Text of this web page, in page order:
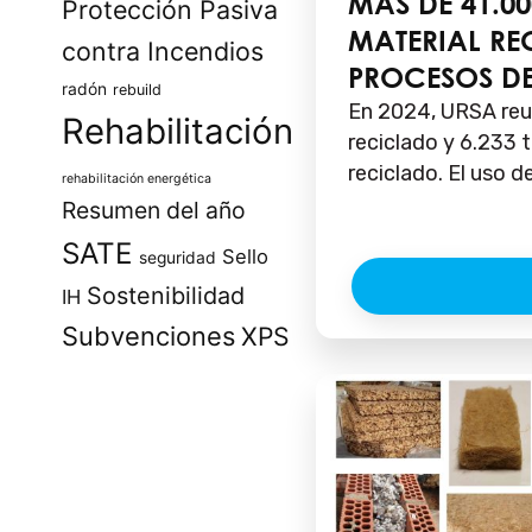
Protección Pasiva
contra Incendios
radón rebuild
Rehabilitación
rehabilitación energética
Resumen del año
SATE seguridad Sello
IH Sostenibilidad
SubvencionesXPS
MATERIAL
PROCESOS
En 2024, URSA
reciclado y 6.233
reciclado. El uso